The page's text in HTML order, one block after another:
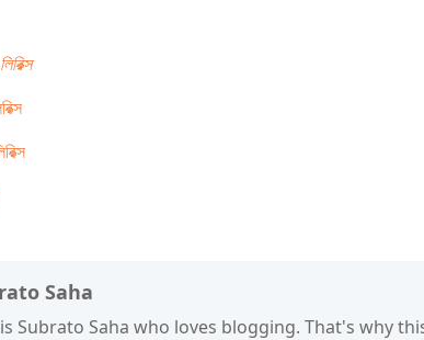
Saha
Subrato Saha who loves blogging. That's why